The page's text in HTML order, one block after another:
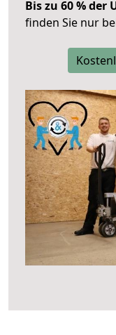
Bis zu 60 % der
finden Sie nur